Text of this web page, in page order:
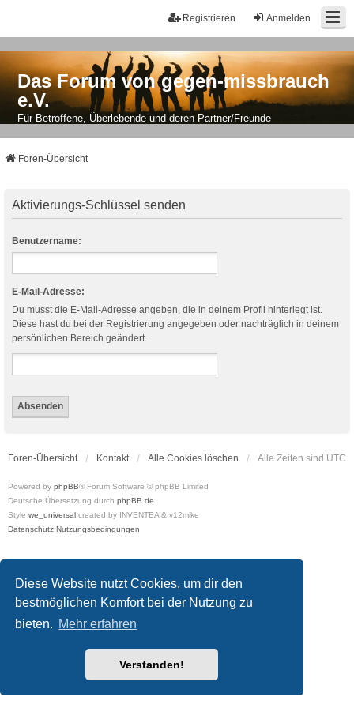
Diese Website nutzt Cookies, um dir den
bestmöglichen Komfort bei der Nutzung zu
bieten. Mehr erfahren
Verstanden!
Anmelden
Registrieren
Das Forum von gegen-missbrauch
e.V.
Für Betroffene, Überlebende und deren Partner/Freunde
Foren-Übersicht
Aktivierungs-Schlüssel senden
Benutzername:
E-Mail-Adresse:
Du musst die E-Mail-Adresse angeben, die in deinem Profil hinterlegt ist.
Diese hast du bei der Registrierung angegeben oder nachträglich in deinem
persönlichen Bereich geändert.
Foren-Übersicht Kontakt Alle Cookies löschen Alle Zeiten sind UTC
Powered by phpBB® Forum Software © phpBB Limited
Deutsche Übersetzung durch phpBB.de
Style we_universal created by INVENTEA & v12mike
Datenschutz Nutzungsbedingungen